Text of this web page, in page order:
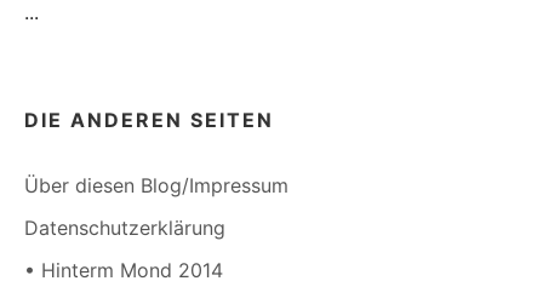
...
DIE ANDEREN SEITEN
Über diesen Blog/Impressum
Datenschutzerklärung
• Hinterm Mond 2014